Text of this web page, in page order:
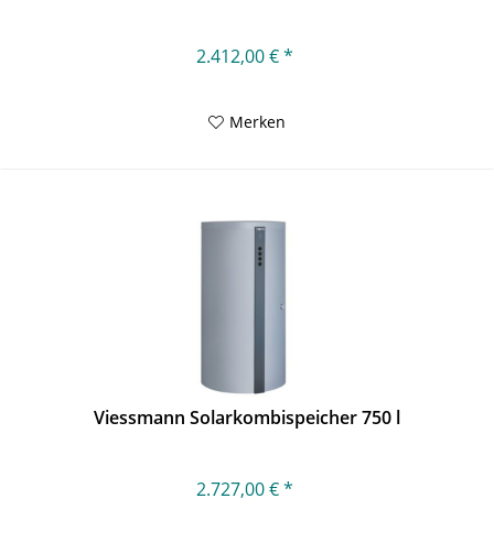
2.412,00 € *
Merken
Viessmann Solarkombispeicher 750 l
2.727,00 € *